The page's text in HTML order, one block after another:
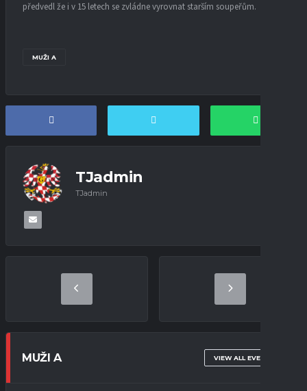
předvedl že i v 15 letech se zvládne vyrovnat starším soupeřům.
MUŽI A
TJadmin
TJadmin
MUŽI A VIEW ALL EVENTS